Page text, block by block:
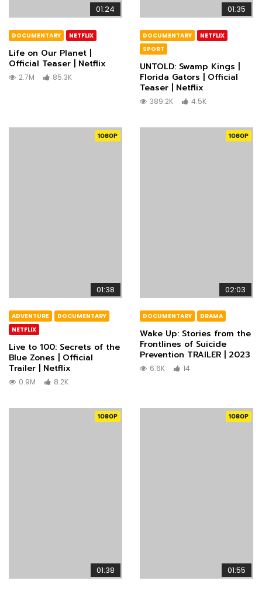
01:24
DOCUMENTARY NETFLIX
Life on Our Planet |
Official Teaser | Netflix
2.7M 85.3K
01:35
DOCUMENTARY
NETFLIX
SPORT
UNTOLD: Swamp Kings |
Florida Gators | Official
Teaser | Netflix
389.2K 4.5K
1080P
01:38
ADVENTURE
DOCUMENTARY
NETFLIX
Live to 100: Secrets of the
Blue Zones | Official
Trailer | Netflix
0.9M 8.2K
1080P
02:03
DOCUMENTARY DRAMA
Wake Up: Stories from the
Frontlines of Suicide
Prevention TRAILER | 2023
6.6K 14
1080P
01:38
1080P
01:55